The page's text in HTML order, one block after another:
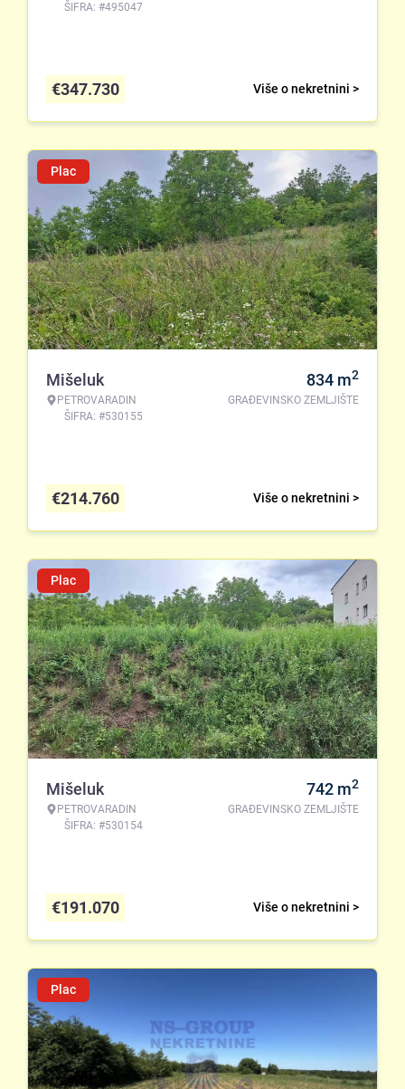
ŠIFRA: #495047
Više o nekretnini >
€347.730
Plac
Mišeluk
PETROVARADIN
ŠIFRA: #530155
834 m2
GRAĐEVINSKO ZEMLJIŠTE
Više o nekretnini >
€214.760
Plac
Mišeluk
PETROVARADIN
ŠIFRA: #530154
742 m2
GRAĐEVINSKO ZEMLJIŠTE
Više o nekretnini >
€191.070
Plac